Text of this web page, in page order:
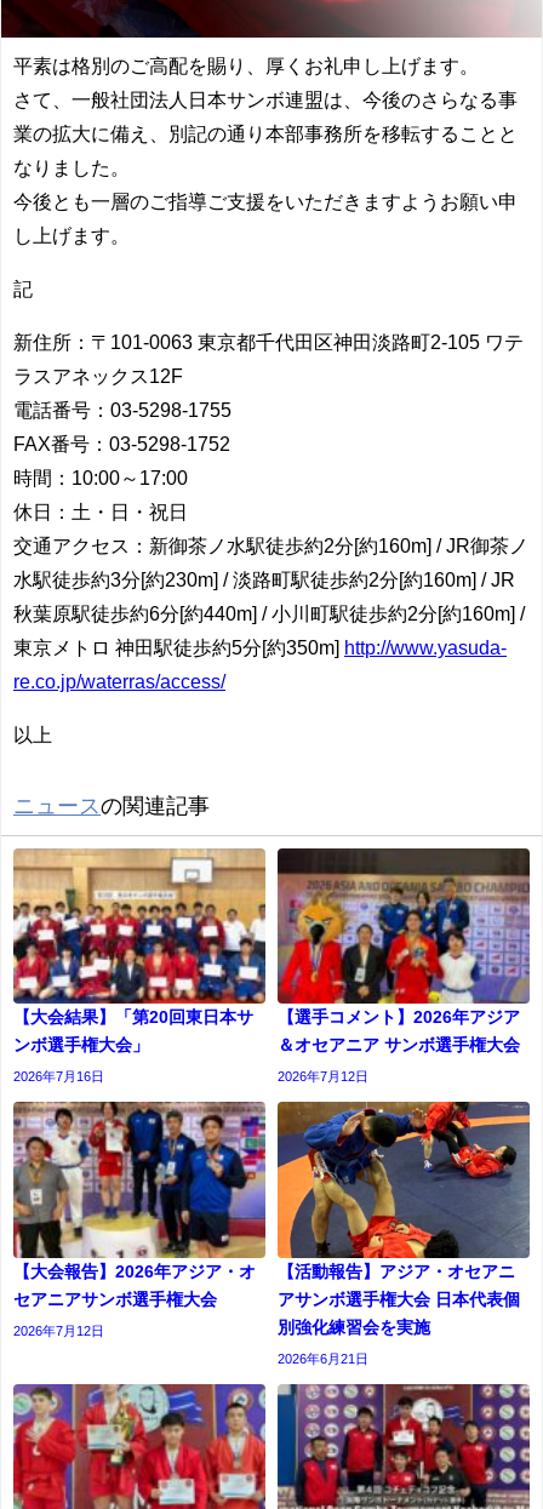
平素は格別のご高配を賜り、厚くお礼申し上げます。
さて、一般社団法人日本サンボ連盟は、今後のさらなる事
業の拡大に備え、別記の通り本部事務所を移転することと
なりました。
今後とも一層のご指導ご支援をいただきますようお願い申
し上げます。
記
新住所：〒101-0063 東京都千代田区神田淡路町2-105 ワテ
ラスアネックス12F
電話番号：03-5298-1755
FAX番号：03-5298-1752
時間：10:00～17:00
休日：土・日・祝日
交通アクセス：新御茶ノ水駅徒歩約2分[約160m] / JR御茶ノ
水駅徒歩約3分[約230m] / 淡路町駅徒歩約2分[約160m] / JR
秋葉原駅徒歩約6分[約440m] / 小川町駅徒歩約2分[約160m] /
東京メトロ 神田駅徒歩約5分[約350m] http://www.yasuda-
re.co.jp/waterras/access/
以上
ニュースの関連記事
【大会結果】「第20回東日本サ
ンボ選手権大会」
2026年7月16日
【選手コメント】2026年アジア
＆オセアニア サンボ選手権大会
2026年7月12日
【大会報告】2026年アジア・オ
セアニアサンボ選手権大会
2026年7月12日
【活動報告】アジア・オセアニ
アサンボ選手権大会 日本代表個
別強化練習会を実施
2026年6月21日